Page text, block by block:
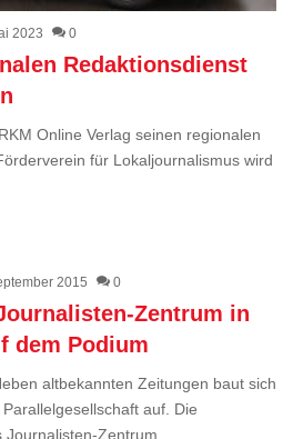
2023 0
Redaktionsdienst
Online Verlag seinen regionalen
für Lokaljournalismus wird
2015 0
Zentrum in
dem Podium
altbekannten Zeitungen baut sich
auf. Die
Journalisten-Zentrum…